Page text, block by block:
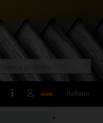
italiano
+